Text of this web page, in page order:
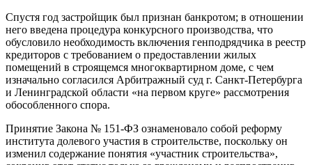
Спустя год застройщик был признан банкротом; в отношении
него введена процедура конкурсного производства, что
обусловило необходимость включения генподрядчика в реестр
кредиторов с требованием о предоставлении жилых
помещений в строящемся многоквартирном доме, с чем
изначально согласился Арбитражный суд г. Санкт-Петербурга
и Ленинградской области «на первом круге» рассмотрения
обособленного спора.
Принятие Закона № 151-ФЗ ознаменовало собой реформу
института долевого участия в строительстве, поскольку он
изменил содержание понятия «участник строительства»,